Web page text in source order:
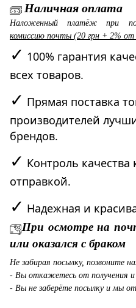
Наличная оплата
Наложенный платёж при
комиссию почты (20 грн + 2% от
✓ 100% гарантия
всех товаров.
✓ Прямая поставка
производителей
брендов.
✓ Контроль качества
отправкой.
✓ Надежная и
При осмотре на
или оказался с браком
Не забирая посылку, позвоните
- Вы откажетесь от получения и
- Вы не заберёте посылку и мы